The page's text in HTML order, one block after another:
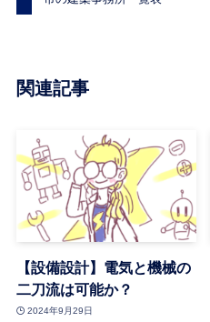
関連記事
【設備設計】電気と機械の
二刀流は可能か？
2024年9月29日